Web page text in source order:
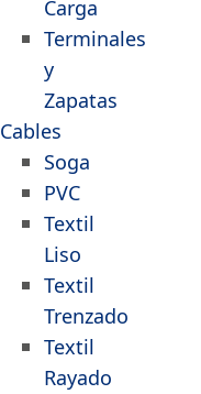
Carga
Terminales
y
Zapatas
Cables
Soga
PVC
Textil
Liso
Textil
Trenzado
Textil
Rayado